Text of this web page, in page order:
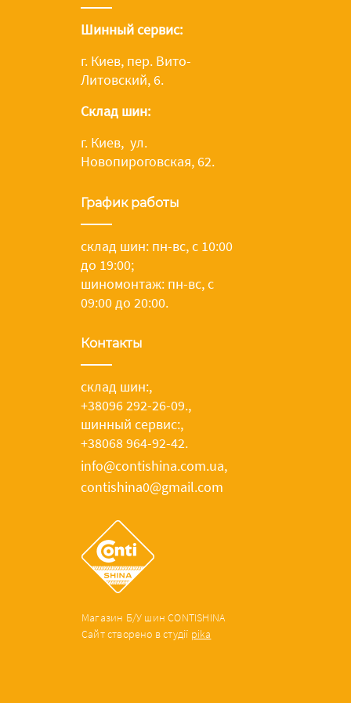
Магазин Б/У шин CONTISHINA
Сайт створено в студії pika
Шинный сервис:
г. Киев, пер. Вито-
Литовский, 6.
Склад шин:
г. Киев, ул.
Новопироговская, 62.
График работы
склад шин: пн-вс, с 10:00
до 19:00;
шиномонтаж: пн-вс, с
09:00 до 20:00.
Контакты
склад шин:,
+38096 292-26-09.,
шинный сервис:,
+38068 964-92-42.
info@contishina.com.ua,
contishina0@gmail.com